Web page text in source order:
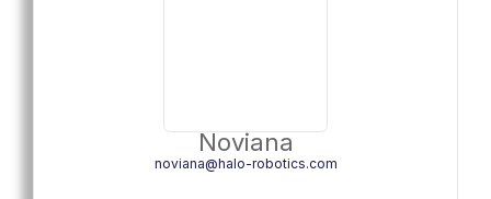
Noviana
noviana@halo-robotics.com